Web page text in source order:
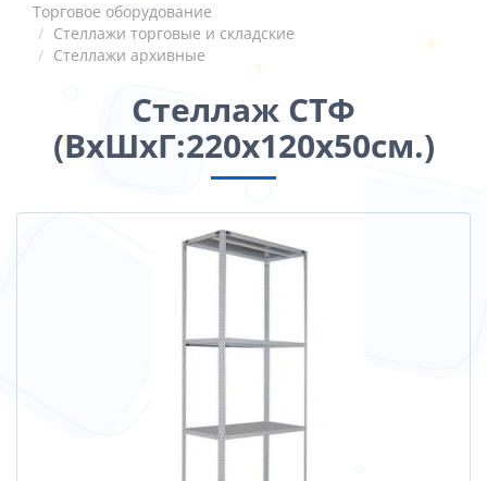
Торговое оборудование
Стеллажи торговые и складские
Стеллажи архивные
Стеллаж СТФ
(ВхШхГ:220х120х50см.)